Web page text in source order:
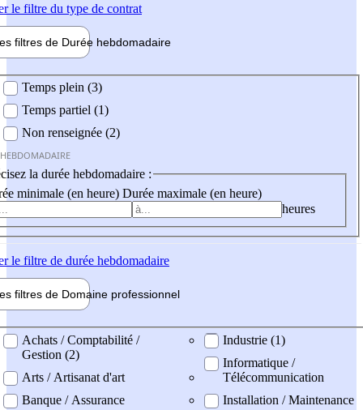
le filtre du type de contrat
filtres de Durée hebdomadaire
Temps plein (3)
Temps partiel (1)
Non renseignée (2)
la durée hebdomadaire :
minimale (en heure) Durée maximale (en heure)
heures
le filtre de durée hebdomadaire
filtres de Domaine professionnel
professionel
Achats / Comptabilité /
Gestion (2)
Arts / Artisanat d'art
Banque / Assurance
Industrie (1)
Informatique /
Télécommunication
Installation / Maintenance